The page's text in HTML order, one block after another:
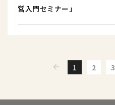
営入門セミナー」
1 2 3